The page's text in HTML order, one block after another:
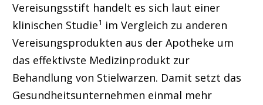
Vereisungsstift handelt es sich laut einer
klinischen Studie1 im Vergleich zu anderen
Vereisungsprodukten aus der Apotheke um
das effektivste Medizinprodukt zur
Behandlung von Stielwarzen. Damit setzt das
Gesundheitsunternehmen einmal mehr